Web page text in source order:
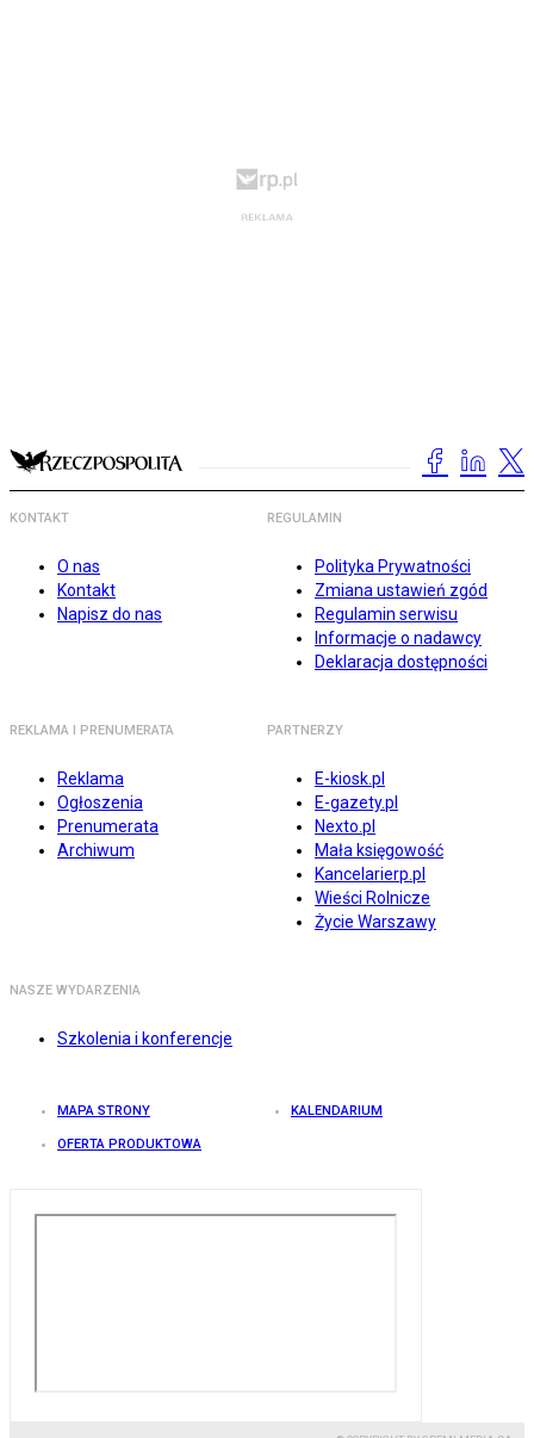
KONTAKT
O nas
Kontakt
Napisz do nas
REGULAMIN
Polityka Prywatności
Zmiana ustawień zgód
Regulamin serwisu
Informacje o nadawcy
Deklaracja dostępności
REKLAMA I PRENUMERATA
Reklama
Ogłoszenia
Prenumerata
Archiwum
PARTNERZY
E-kiosk.pl
E-gazety.pl
Nexto.pl
Mała księgowość
Kancelarierp.pl
Wieści Rolnicze
Życie Warszawy
NASZE WYDARZENIA
Szkolenia i konferencje
MAPA STRONY KALENDARIUM
OFERTA PRODUKTOWA